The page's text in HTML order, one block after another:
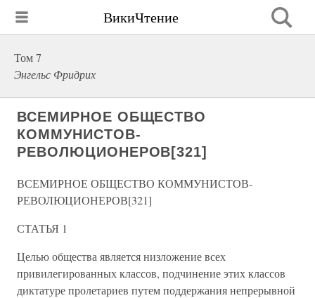
ВикиЧтение
Том 7
Энгельс Фридрих
ВСЕМИРНОЕ ОБЩЕСТВО
КОММУНИСТОВ-
РЕВОЛЮЦИОНЕРОВ[321]
ВСЕМИРНОЕ ОБЩЕСТВО КОММУНИСТОВ-
РЕВОЛЮЦИОНЕРОВ[321]
СТАТЬЯ 1
Целью общества является низложение всех
привилегированных классов, подчинение этих классов
диктатуре пролетариев путем поддержания непрерывной